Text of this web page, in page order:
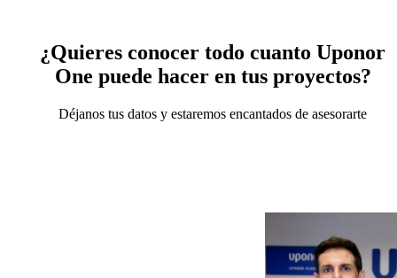
¿Quieres conocer todo cuanto Uponor
One puede hacer en tus proyectos?
Déjanos tus datos y estaremos encantados de asesorarte